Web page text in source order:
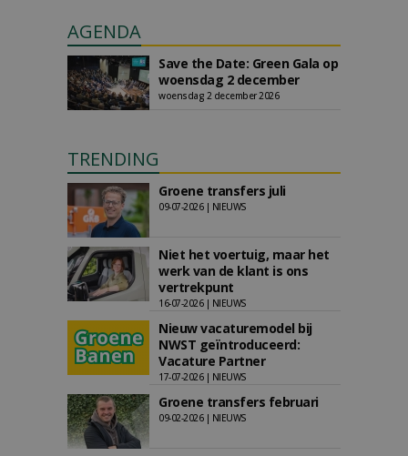
AGENDA
Save the Date: Green Gala op
woensdag 2 december
woensdag 2 december 2026
TRENDING
Groene transfers juli
09-07-2026 | NIEUWS
Niet het voertuig, maar het
werk van de klant is ons
vertrekpunt
16-07-2026 | NIEUWS
Nieuw vacaturemodel bij
NWST geïntroduceerd:
Vacature Partner
17-07-2026 | NIEUWS
Groene transfers februari
09-02-2026 | NIEUWS